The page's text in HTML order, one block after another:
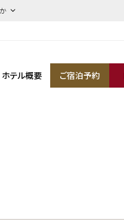
ホテル概要 ご宿泊予約